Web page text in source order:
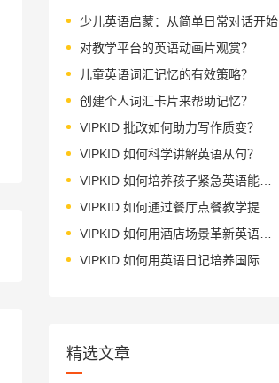
少儿英语启蒙：从简单日常对话开始
对教学平台的英语动画片观赏？
儿童英语词汇记忆的有效策略？
创建个人词汇卡片来帮助记忆？
VIPKID 批改如何助力写作质变？
VIPKID 如何科学讲解英语从句？
VIPKID 如何培养孩子紧急英语能力？
VIPKID 如何通过餐厅点餐教学提升少儿英语应用能力？
VIPKID 如何用酒店场景革新英语教学？
VIPKID 如何用英语日记培养国际化人才？
精选文章